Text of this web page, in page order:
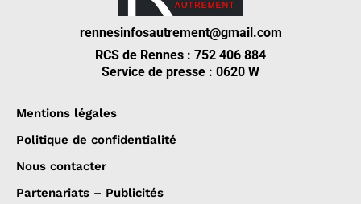
rennesinfosautrement@gmail.com
RCS de Rennes : 752 406 884
Service de presse : 0620 W
Mentions légales
Politique de confidentialité
Nous contacter
Partenariats – Publicités